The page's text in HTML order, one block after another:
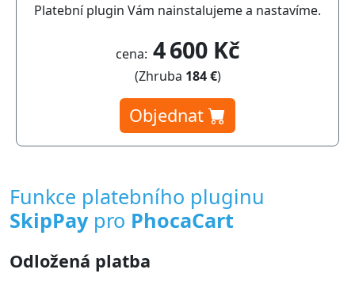
Platební plugin Vám nainstalujeme a nastavíme.
cena: 4 600 Kč
(Zhruba 184 €)
Objednat
Funkce platebního pluginu
SkipPaypro PhocaCart
Odložená platba